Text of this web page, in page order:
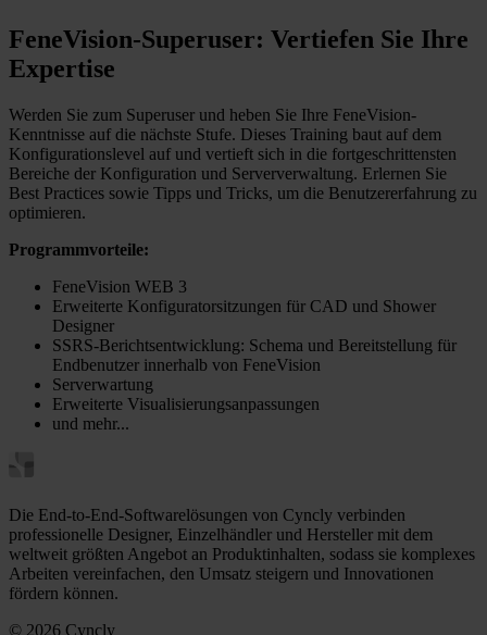
FeneVision-Superuser: Vertiefen Sie Ihre
Expertise
Werden Sie zum Superuser und heben Sie Ihre FeneVision-
Kenntnisse auf die nächste Stufe. Dieses Training baut auf dem
Konfigurationslevel auf und vertieft sich in die fortgeschrittensten
Bereiche der Konfiguration und Serververwaltung. Erlernen Sie
Best Practices sowie Tipps und Tricks, um die Benutzererfahrung zu
optimieren.
Programmvorteile:
FeneVision WEB 3
Erweiterte Konfiguratorsitzungen für CAD und Shower
Designer
SSRS-Berichtsentwicklung: Schema und Bereitstellung für
Endbenutzer innerhalb von FeneVision
Serverwartung
Erweiterte Visualisierungsanpassungen
und mehr...
Die End-to-End-Softwarelösungen von Cyncly verbinden
professionelle Designer, Einzelhändler und Hersteller mit dem
weltweit größten Angebot an Produktinhalten, sodass sie komplexes
Arbeiten vereinfachen, den Umsatz steigern und Innovationen
fördern können.
© 2026 Cyncly